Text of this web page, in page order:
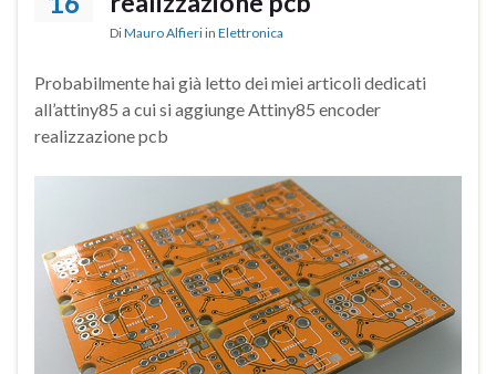
DiMauro Alfieri in Elettronica
Probabilmente hai già letto dei miei articoli dedicati
all’attiny85 a cui si aggiunge Attiny85 encoder
realizzazione pcb